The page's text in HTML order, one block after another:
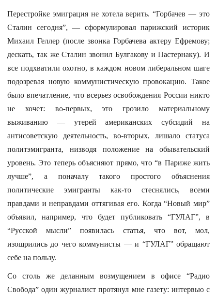
Перестройке эмиграция не хотела верить. “Горбачев — это
Сталин сегодня”, — сформулировал парижский историк
Михаил Геллер (после звонка Горбачева актеру Ефремову;
дескать, так же Сталин звонил Булгакову и Пастернаку). И
все подхватили охотно, в каждом новом либеральном шаге
подозревая новую коммунистическую провокацию. Такое
было впечатление, что всерьез освобождения России никто
не хочет: во-первых, это грозило материальному
выживанию — утерей американских субсидий на
антисоветскую деятельность, во-вторых, лишало статуса
политэмигранта, низводя положение на обывательский
уровень. Это теперь объясняют прямо, что “в Париже жить
лучше”, а поначалу такого простого объяснения
политические эмигранты как-то стеснялись, всеми
правдами и неправдами оттягивая его. Когда “Новый мир”
объявил, например, что будет публиковать “ГУЛАГ”, в
“Русской мысли” появилась статья, что вот, мол,
изощрились до чего коммунисты — и “ГУЛАГ” обращают
себе на пользу.
Со столь же деланным возмущением в офисе “Радио
Свобода” один журналист протянул мне газету: интервью с